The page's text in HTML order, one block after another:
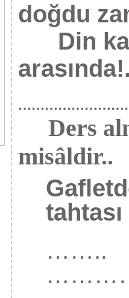
doğdu
Din
Ders
misâldir..
……..